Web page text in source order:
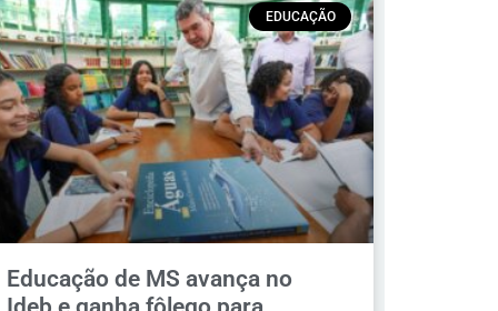
EDUCAÇÃO
Educação de MS avança no